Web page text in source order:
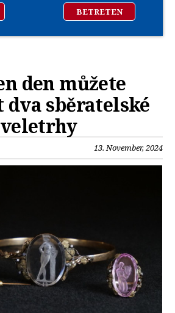
BETRETEN
den můžete
sběratelské
veletrhy
13. November, 2024